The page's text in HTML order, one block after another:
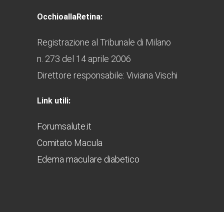
OcchioallaRetina:
Registrazione al Tribunale di Milano
n. 273 del 14 aprile 2006
Direttore responsabile: Viviana Vischi
Link utili:
Forumsalute.it
Comitato Macula
Edema maculare diabetico